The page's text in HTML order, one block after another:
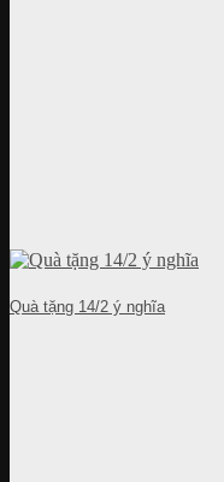
Quà tặng 14/2 ý nghĩa